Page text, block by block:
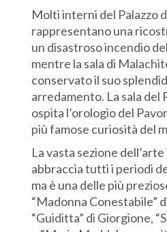
Molti interni del Palazzo
rappresentano una
un disastroso incendio
mentre la sala di
conservato il suo
arredamento. La sala del
ospita l’orologio del
più famose curiosità del
La vasta sezione
abbraccia tutti i periodi
ma è una delle più
“Madonna Conestabile”
“Guiditta” di Giorgione,